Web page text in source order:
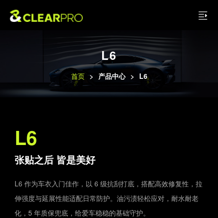
L6
首页 > 产品中心 > L6
L6
张贴之后 皆是美好
L6 作为车衣入门佳作，以 6 级抗刮打底，搭配高效修复性，拉
伸强度与延展性能适配日常防护。油污渍轻松应对，耐水耐老
化，5 年质保兜底，给爱车稳稳的基础守护。